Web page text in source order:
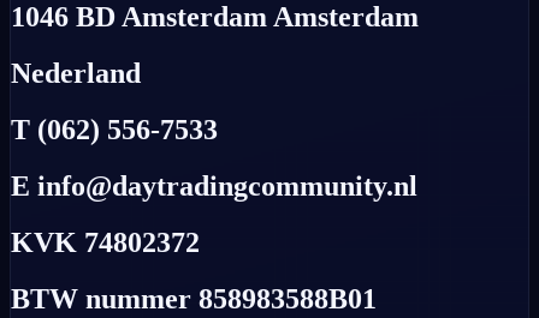
1046 BD Amsterdam Amsterdam
Nederland
T (062) 556-7533
E info@daytradingcommunity.nl
KVK 74802372
BTW nummer 858983588B01